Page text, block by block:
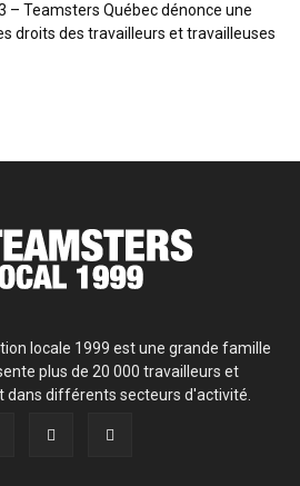
– Teamsters Québec dénonce une
droits des travailleurs et travailleuses
locale 1999 est une grande famille
plus de 20 000 travailleurs et
différents secteurs d'activité.